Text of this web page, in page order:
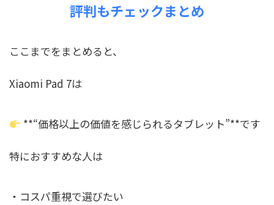
評判もチェックまとめ
ここまでをまとめると、
Xiaomi Pad 7は
**“価格以上の価値を感じられるタブレット”**です
特におすすめな人は
・コスパ重視で選びたい